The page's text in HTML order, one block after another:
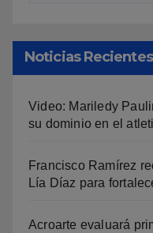
Noticias Recientes
Video: Mariledy
su dominio en el
Francisco Ramírez
Lía Díaz para
Acroarte evaluará